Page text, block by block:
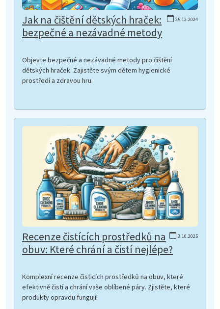
25.12.2024
Jak na čištění dětských hraček:
bezpečné a nezávadné metody
Objevte bezpečné a nezávadné metody pro čištění
dětských hraček. Zajistěte svým dětem hygienické
prostředí a zdravou hru.
3.10.2025
Recenze čistících prostředků na
obuv: Které chrání a čistí nejlépe?
Komplexní recenze čisticích prostředků na obuv, které
efektivně čistí a chrání vaše oblíbené páry. Zjistěte, které
produkty opravdu fungují!